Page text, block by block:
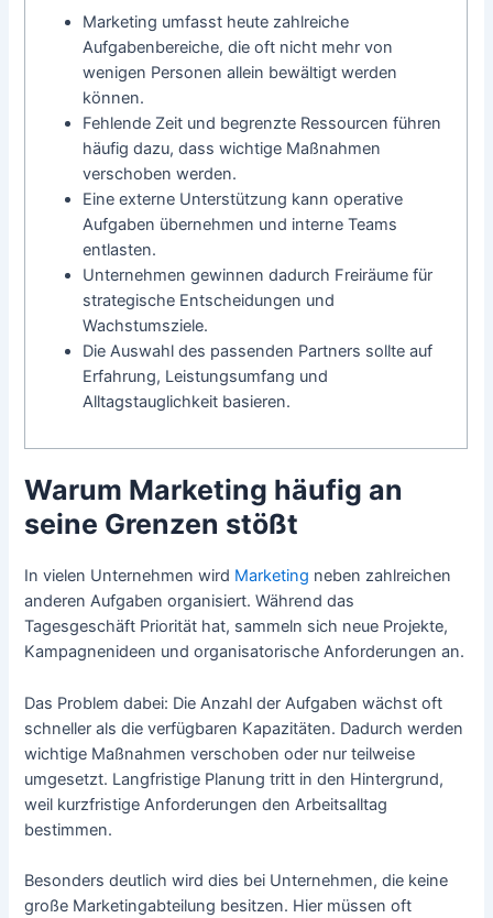
Marketing umfasst heute zahlreiche
Aufgabenbereiche, die oft nicht mehr von
wenigen Personen allein bewältigt werden
können.
Fehlende Zeit und begrenzte Ressourcen führen
häufig dazu, dass wichtige Maßnahmen
verschoben werden.
Eine externe Unterstützung kann operative
Aufgaben übernehmen und interne Teams
entlasten.
Unternehmen gewinnen dadurch Freiräume für
strategische Entscheidungen und
Wachstumsziele.
Die Auswahl des passenden Partners sollte auf
Erfahrung, Leistungsumfang und
Alltagstauglichkeit basieren.
Warum Marketing häufig an
seine Grenzen stößt
In vielen Unternehmen wird Marketing neben zahlreichen
anderen Aufgaben organisiert. Während das
Tagesgeschäft Priorität hat, sammeln sich neue Projekte,
Kampagnenideen und organisatorische Anforderungen an.
Das Problem dabei: Die Anzahl der Aufgaben wächst oft
schneller als die verfügbaren Kapazitäten. Dadurch werden
wichtige Maßnahmen verschoben oder nur teilweise
umgesetzt. Langfristige Planung tritt in den Hintergrund,
weil kurzfristige Anforderungen den Arbeitsalltag
bestimmen.
Besonders deutlich wird dies bei Unternehmen, die keine
große Marketingabteilung besitzen. Hier müssen oft